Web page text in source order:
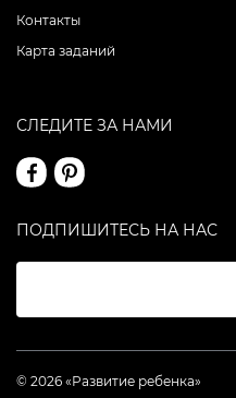
Контакты
Карта заданий
СЛЕДИТЕ ЗА НАМИ
ПОДПИШИТЕСЬ НА НАС
© 2026 «Развитие ребенка»